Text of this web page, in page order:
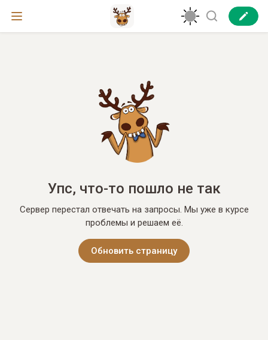
Упс, что-то пошло не так
Сервер перестал отвечать на запросы. Мы уже в курсе
проблемы и решаем её.
Обновить страницу